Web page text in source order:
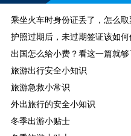
乘坐火车时身份证丢了，怎么取
护照过期后，未过期签证该如何
出国怎么给小费？看这一篇就够
旅游出行安全小知识
旅游急救小常识
外出旅行的安全小知识
冬季出游小贴士